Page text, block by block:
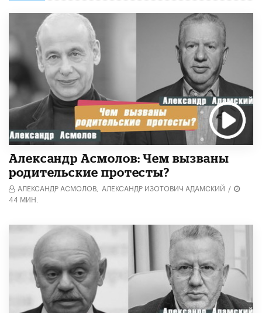
Александр Асмолов: Чем вызваны
родительские протесты?
АЛЕКСАНДР АСМОЛОВ, АЛЕКСАНДР ИЗОТОВИЧ АДАМСКИЙ /
44 МИН.